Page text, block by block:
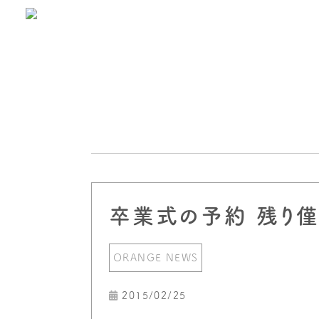
卒業式の予約 残り僅
ORANGE NEWS
2015/02/25